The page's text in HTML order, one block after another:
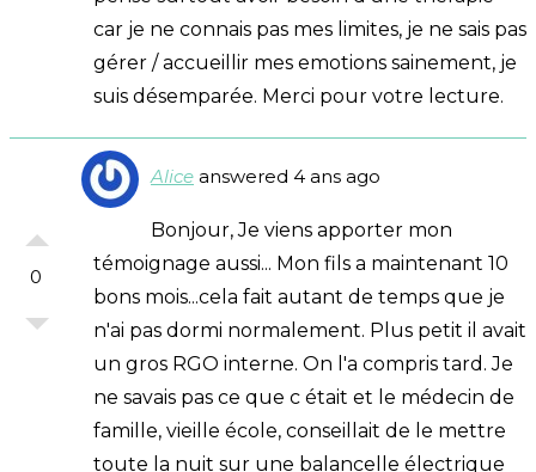
car je ne connais pas mes limites, je ne sais pas
gérer / accueillir mes emotions sainement, je
suis désemparée. Merci pour votre lecture.
0
Alice answered 4 ans ago
Bonjour, Je viens apporter mon
témoignage aussi... Mon fils a maintenant 10
bons mois...cela fait autant de temps que je
n'ai pas dormi normalement. Plus petit il avait
un gros RGO interne. On l'a compris tard. Je
ne savais pas ce que c était et le médecin de
famille, vieille école, conseillait de le mettre
toute la nuit sur une balancelle électrique